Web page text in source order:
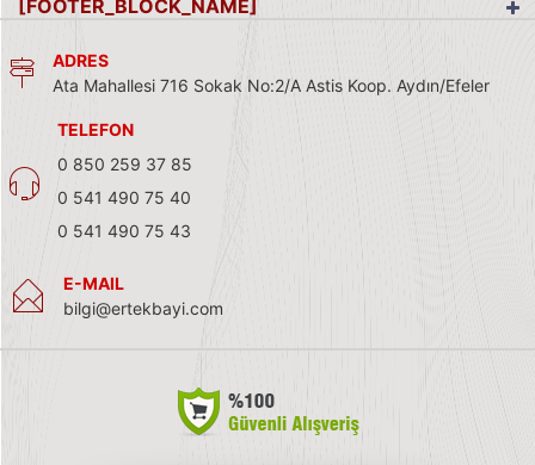
[FOOTER_BLOCK_NAME]
ADRES
Ata Mahallesi 716 Sokak No:2/A Astis Koop. Aydın/Efeler
TELEFON
0 850 259 37 85
0 541 490 75 40
0 541 490 75 43
E-MAIL
bilgi@ertekbayi.com